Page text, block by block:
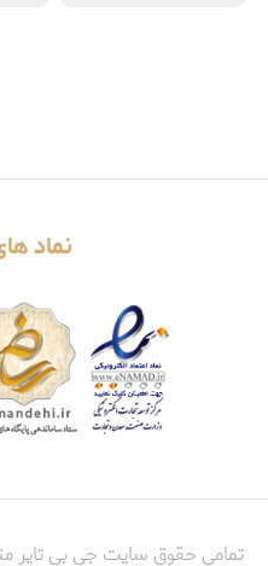
نماد
تمامی حقوق سایت جی بی تایر